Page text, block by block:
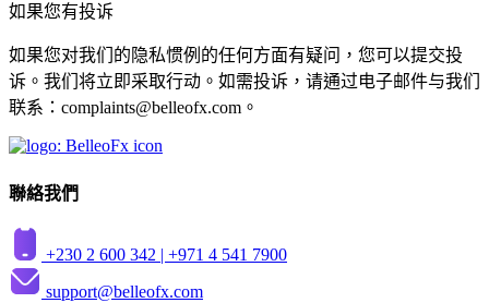
如果您有投诉
如果您对我们的隐私惯例的任何方面有疑问，您可以提交投
诉。我们将立即采取行动。如需投诉，请通过电子邮件与我们
联系： complaints@belleofx.com 。
聯絡我們
+230 2 600 342 | +971 4 541 7900
support@belleofx.com